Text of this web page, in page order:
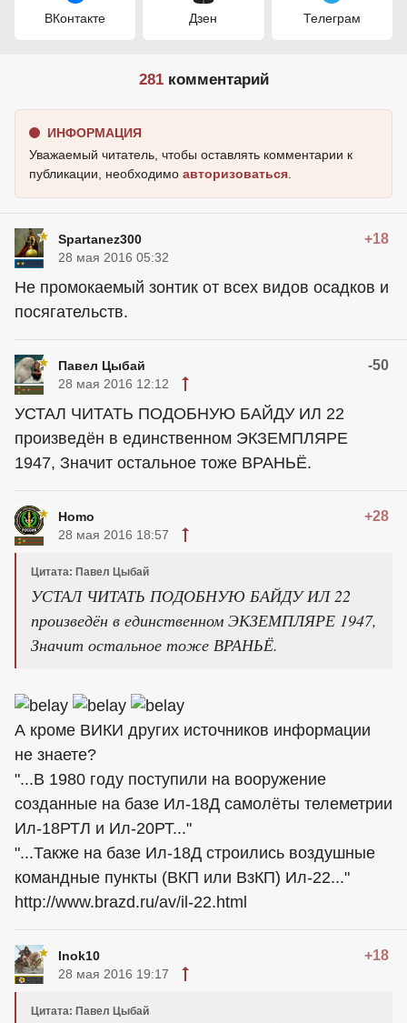
ВКонтакте Дзен Телеграм
281комментарий
ИНФОРМАЦИЯ
Уважаемый читатель, чтобы оставлять комментарии к
публикации, необходимо авторизоваться
Spartanez300 +18
28 мая 2016 05:32
Не промокаемый зонтик от всех видов осадков и
посягательств.
Павел Цыбай -50
28 мая 2016 12:12
УСТАЛ ЧИТАТЬ ПОДОБНУЮ БАЙДУ ИЛ 22
произведён в единственном ЭКЗЕМПЛЯРЕ
1947, Значит остальное тоже ВРАНЬЁ.
Homo +28
28 мая 2016 18:57
Цитата: Павел Цыбай
УСТАЛ ЧИТАТЬ ПОДОБНУЮ БАЙДУ ИЛ 22
произведён в единственном ЭКЗЕМПЛЯРЕ 1947,
Значит остальное тоже ВРАНЬЁ.
А кроме ВИКИ других источников информации
не знаете?
"...В 1980 году поступили на вооружение
созданные на базе Ил-18Д самолёты телеметрии
Ил-18РТЛ и Ил-20РТ..."
"...Также на базе Ил-18Д строились воздушные
командные пункты (ВКП или ВзКП) Ил-22..."
http://www.brazd.ru/av/il-22.html
Inok10 +18
28 мая 2016 19:17
Цитата: Павел Цыбай